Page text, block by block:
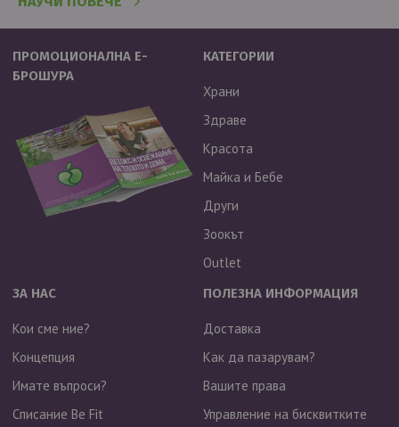
ПРОМОЦИОНАЛНА Е-
БРОШУРА
КАТЕГОРИИ
Храни
Здраве
Красота
Майка и Бебе
Други
Зоокът
Outlet
ЗА НАС
Кои сме ние?
Концепция
Имате въпроси?
Списание Be Fit
ПОЛЕЗНА ИНФОРМАЦИЯ
Доставка
Как да пазарувам?
Вашите права
Управление на бисквитките